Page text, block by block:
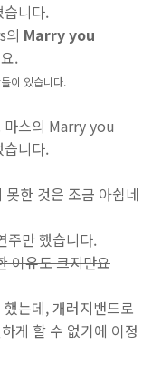
습니다.
의 Marry you
.
이 있습니다.
마스의 Marry you
습니다.
한 것은 조금 아쉽네
주만 했습니다.
이유도 크지만요
는데, 개러지밴드로
게 할 수 없기에 이정